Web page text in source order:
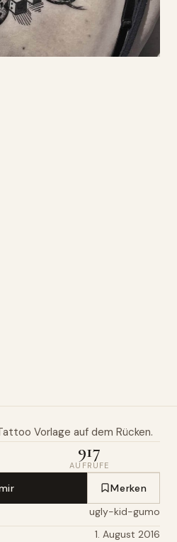
Vorlage auf dem Rücken.
917
AUFRUFE
Merken
ugly-kid-gumo
1. August 2016